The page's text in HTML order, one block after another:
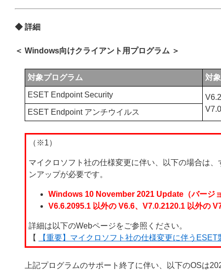
◆ 詳細
＜ Windows向けクライアント用プログラム ＞
対象プログラム 対
ESET Endpoint Security
ESET Endpoint アンチウイルス
（※1）
マイクロソフト社の仕様変更に伴い、以下の場合は
ンアップが必要です。
Windows 10 November 2021 Update（バージ
V6.6.2095.1 以外の V6.6、V7.0.2120.1 以外の
詳細は以下のWebページをご参照ください。
【
【重要】マイクロソフト社の仕様変更に伴う
上記プログラムのサポート終了に伴い、以下のOSは